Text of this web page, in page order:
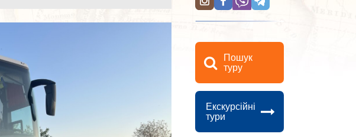
Пошук
туру
Екскурсійні
тури